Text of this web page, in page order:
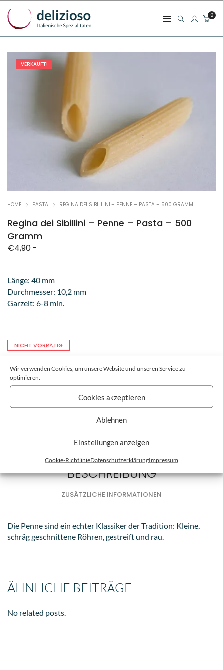
Wir verwenden Cookies, um unsere Website und unseren Service zu
optimieren.
Cookies akzeptieren
Ablehnen
Einstellungen anzeigen
Cookie-RichtlinieDatenschutzerklärungImpressum
0
VERKAUFT!
HOME PASTA REGINA DEI SIBILLINI – PENNE – PASTA – 500 GRAMM
Regina dei Sibillini – Penne – Pasta – 500
Gramm
€4,90 -
Länge: 40 mm
Durchmesser: 10,2 mm
Garzeit: 6-8 min.
NICHT VORRÄTIG
ARTIKELNUMMER:
KATEGORIE:PASTA
PASTA,PENNE
BESCHREIBUNG
ZUSÄTZLICHE INFORMATIONEN
Die Penne sind ein echter Klassiker der Tradition: Kleine,
schräg geschnittene Röhren, gestreift und rau.
ÄHNLICHE BEITRÄGE
No related posts.